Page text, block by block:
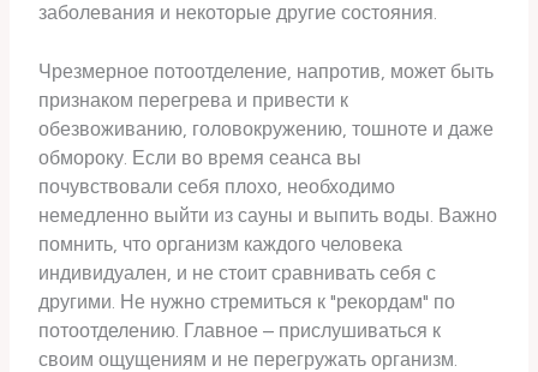
заболевания и некоторые другие состояния.
Чрезмерное потоотделение, напротив, может быть
признаком перегрева и привести к
обезвоживанию, головокружению, тошноте и даже
обмороку. Если во время сеанса вы
почувствовали себя плохо, необходимо
немедленно выйти из сауны и выпить воды. Важно
помнить, что организм каждого человека
индивидуален, и не стоит сравнивать себя с
другими. Не нужно стремиться к "рекордам" по
потоотделению. Главное – прислушиваться к
своим ощущениям и не перегружать организм.